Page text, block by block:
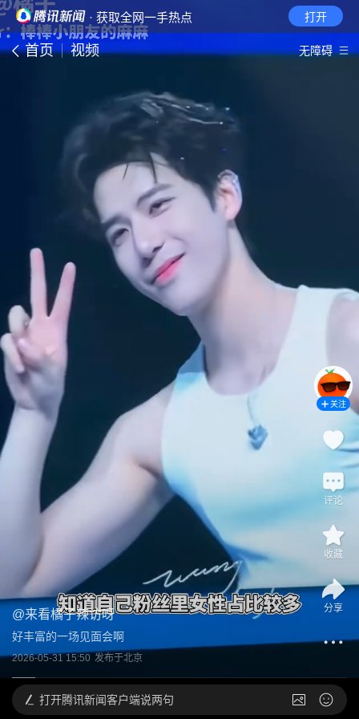
· 获取全网一手热点 打开
首页 视频 无障碍
@来看橘子辣访呀
好丰富的一场见面会啊
2026-05-31 15:50 发布于北京
关注
评论
收藏
分享
打开腾讯新闻客户端说两句